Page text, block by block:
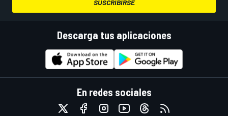
SUSCRIBIRSE
Descarga tus aplicaciones
En redes sociales